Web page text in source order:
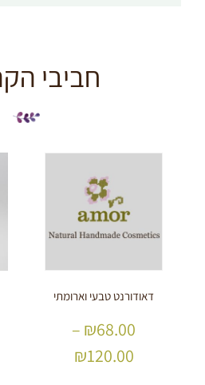
חביבי
דאודורנט טבעי וארומתי
₪68.00
–
₪120.00